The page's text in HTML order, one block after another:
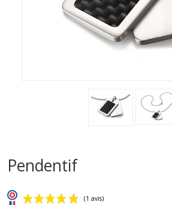
Pendentif